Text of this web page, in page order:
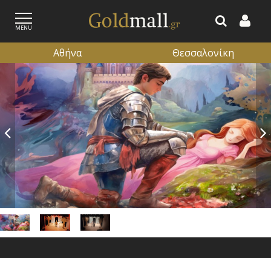
MENU
ΕΓΓΡΑΦΗ ΕΙΣΟΔΟΣ
Αθήνα Θεσσαλονίκη